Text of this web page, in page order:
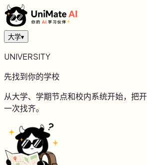
大学▾
UNIVERSITY
先找到你的学校
从大学、学期节点和校内系统开始，把
一次找齐。